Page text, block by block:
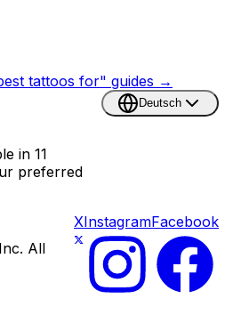
tattoos for" guides →
in 11
preferred
Deutsch
All
XInstagramFacebook